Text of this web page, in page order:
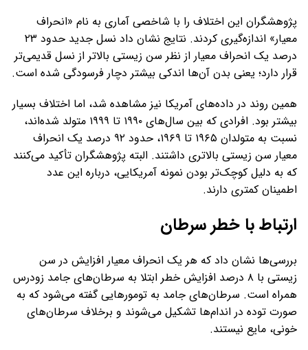
پژوهشگران این اختلاف را با شاخصی آماری به نام «انحراف
معیار» اندازه‌گیری کردند. نتایج نشان داد نسل جدید حدود ۲۳
درصد یک انحراف معیار از نظر سن زیستی بالاتر از نسل قدیمی‌تر
قرار دارد؛ یعنی بدن آن‌ها اندکی بیشتر دچار فرسودگی شده است.
همین روند در داده‌های آمریکا نیز مشاهده شد، اما اختلاف بسیار
بیشتر بود. افرادی که بین سال‌های ۱۹۹۰ تا ۱۹۹۹ متولد شده‌اند،
نسبت به متولدان ۱۹۶۵ تا ۱۹۶۹، حدود ۹۲ درصد یک انحراف
معیار سن زیستی بالاتری داشتند. البته پژوهشگران تأکید می‌کنند
که به دلیل کوچک‌تر بودن نمونه آمریکایی، درباره این عدد
اطمینان کمتری دارند.
ارتباط با خطر سرطان
بررسی‌ها نشان داد که هر یک انحراف معیار افزایش در سن
زیستی با ۸ درصد افزایش خطر ابتلا به سرطان‌های جامد زودرس
همراه است. سرطان‌های جامد به تومورهایی گفته می‌شود که به
صورت توده در اندام‌ها تشکیل می‌شوند و برخلاف سرطان‌های
خونی، مایع نیستند.